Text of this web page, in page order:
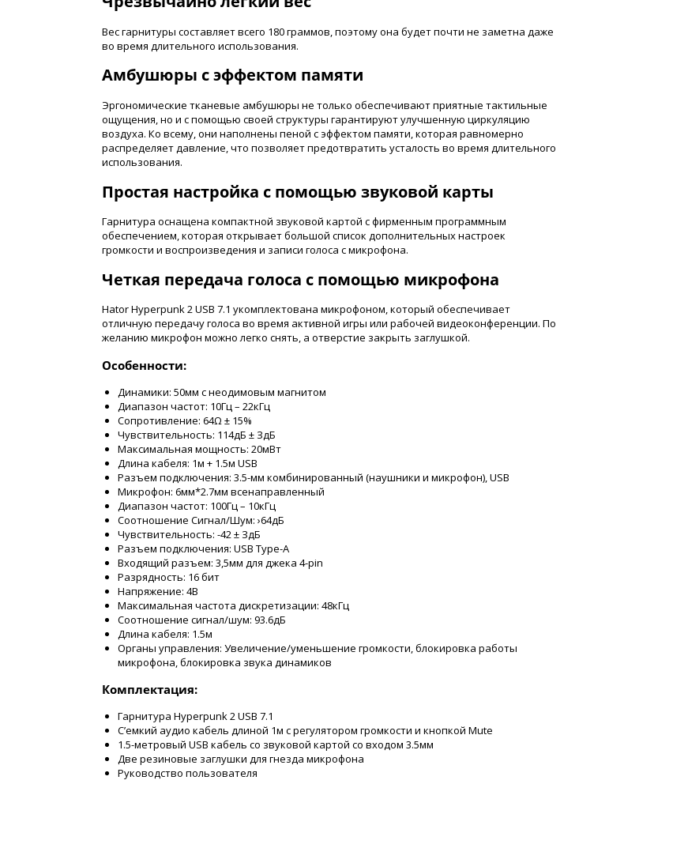
Вес гарнитуры составляет всего 180 граммов, поэтому она будет почти не заметна даже
во время длительного использования.
Амбушюры с эффектом памяти
Эргономические тканевые амбушюры не только обеспечивают приятные тактильные
ощущения, но и с помощью своей структуры гарантируют улучшенную циркуляцию
воздуха. Ко всему, они наполнены пеной с эффектом памяти, которая равномерно
распределяет давление, что позволяет предотвратить усталость во время длительного
использования.
Простая настройка с помощью звуковой карты
Гарнитура оснащена компактной звуковой картой с фирменным программным
обеспечением, которая открывает большой список дополнительных настроек
громкости и воспроизведения и записи голоса с микрофона.
Четкая передача голоса с помощью микрофона
Hator Hyperpunk 2 USB 7.1 укомплектована микрофоном, который обеспечивает
отличную передачу голоса во время активной игры или рабочей видеоконференции. По
желанию микрофон можно легко снять, а отверстие закрыть заглушкой.
Особенности:
Динамики: 50мм с неодимовым магнитом
Диапазон частот: 10Гц – 22кГц
Сопротивление: 64Ω ± 15%
Чувствительность: 114дБ ± ЗдБ
Максимальная мощность: 20мВт
Длина кабеля: 1м + 1.5м USB
Разъем подключения: 3.5-мм комбинированный (наушники и микрофон), USB
Микрофон: 6мм*2.7мм всенаправленный
Диапазон частот: 100Гц – 10кГц
Соотношение Сигнал/Шум: ›64дБ
Чувствительность: -42 ± ЗдБ
Разъем подключения: USB Type-A
Входящий разъем: 3,5мм для джека 4-pin
Разрядность: 16 бит
Напряжение: 4В
Максимальная частота дискретизации: 48кГц
Соотношение сигнал/шум: 93.6дБ
Длина кабеля: 1.5м
Органы управления: Увеличение/уменьшение громкости, блокировка работы
микрофона, блокировка звука динамиков
Комплектация:
Гарнитура Hyperpunk 2 USB 7.1
С’емкий аудио кабель длиной 1м с регулятором громкости и кнопкой Mute
1.5-метровый USB кабель со звуковой картой со входом 3.5мм
Две резиновые заглушки для гнезда микрофона
Руководство пользователя